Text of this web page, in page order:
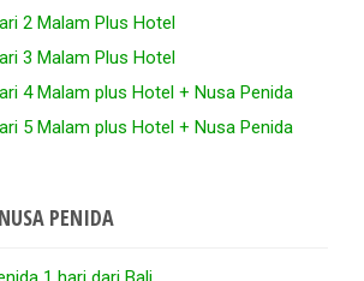
2 Malam Plus Hotel
3 Malam Plus Hotel
4 Malam plus Hotel + Nusa Penida
5 Malam plus Hotel + Nusa Penida
PENIDA